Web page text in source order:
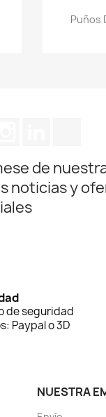

Puños
de
noticias y
de seguridad
Paypal o 3D
NUESTRA